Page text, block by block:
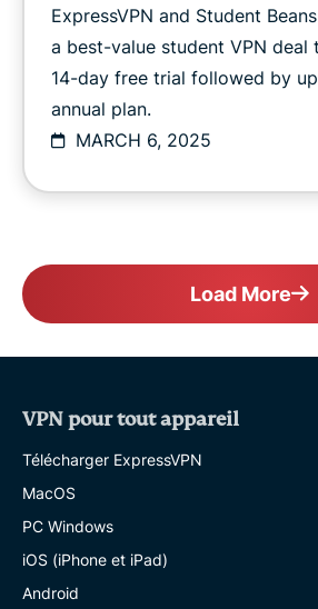
ExpressVPN and Student
a best-value student VPN deal
14-day free trial followed by
annual plan.
MARCH 6, 2025
Load More
VPN pour tout appareil
Télécharger ExpressVPN
MacOS
PC Windows
iOS (iPhone et iPad)
Android